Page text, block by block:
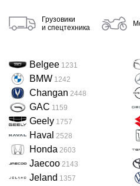
Грузовики
и спецтехника
Belgee 1231
BMW 1242
Changan 2448
GAC 1159
Geely 1757
Haval 2528
Honda 2603
Jaecoo 2143
Jeland 1357